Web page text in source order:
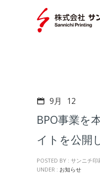
9月 12
BPO事業を
イトを公開
POSTED BY : サンニチ印
UNDER : お知らせ